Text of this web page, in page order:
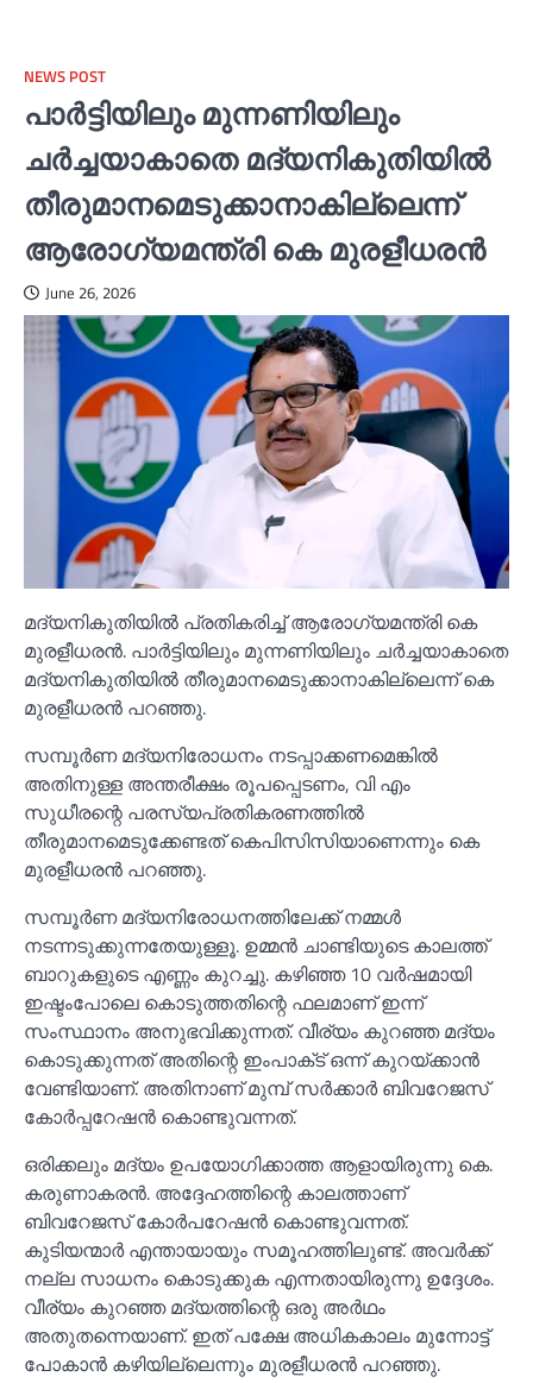
NEWS POST
പാര്‍ട്ടിയിലും മുന്നണിയിലും
ചര്‍ച്ചയാകാതെ മദ്യനികുതിയില്‍
തീരുമാനമെടുക്കാനാകില്ലെന്ന്
ആരോഗ്യമന്ത്രി കെ മുരളീധരന്‍
June 26, 2026
മദ്യനികുതിയില്‍ പ്രതികരിച്ച്‌ ആരോഗ്യമന്ത്രി കെ
മുരളീധരന്‍. പാര്‍ട്ടിയിലും മുന്നണിയിലും ചര്‍ച്ചയാകാതെ
മദ്യനികുതിയില്‍ തീരുമാനമെടുക്കാനാകില്ലെന്ന് കെ
മുരളീധരന്‍ പറഞ്ഞു.
സമ്പൂര്‍ണ മദ്യനിരോധനം നടപ്പാക്കണമെങ്കില്‍
അതിനുള്ള അന്തരീക്ഷം രൂപപ്പെടണം, വി എം
സുധീരന്റെ പരസ്യപ്രതികരണത്തില്‍
തീരുമാനമെടുക്കേണ്ടത് കെപിസിസിയാണെന്നും കെ
മുരളീധരന്‍ പറഞ്ഞു.
സമ്പൂര്‍ണ മദ്യനിരോധനത്തിലേക്ക് നമ്മള്‍
നടന്നടുക്കുന്നതേയുള്ളൂ. ഉമ്മന്‍ ചാണ്ടിയുടെ കാലത്ത്
ബാറുകളുടെ എണ്ണം കുറച്ചു. കഴിഞ്ഞ 10 വര്‍ഷമായി
ഇഷ്ടംപോലെ കൊടുത്തതിന്റെ ഫലമാണ് ഇന്ന്
സംസ്ഥാനം അനുഭവിക്കുന്നത്. വീര്യം കുറഞ്ഞ മദ്യം
കൊടുക്കുന്നത് അതിന്റെ ഇംപാക്‌ട് ഒന്ന് കുറയ്ക്കാന്‍
വേണ്ടിയാണ്. അതിനാണ് മുമ്പ് സര്‍ക്കാര്‍ ബിവറേജസ്
കോര്‍പ്പറേഷന്‍ കൊണ്ടുവന്നത്.
ഒരിക്കലും മദ്യം ഉപയോഗിക്കാത്ത ആളായിരുന്നു കെ.
കരുണാകരന്‍. അദ്ദേഹത്തിന്റെ കാലത്താണ്
ബിവറേജസ് കോര്‍പറേഷന്‍ കൊണ്ടുവന്നത്.
കുടിയന്മാര്‍ എന്തായായും സമൂഹത്തിലുണ്ട്. അവര്‍ക്ക്
നല്ല സാധനം കൊടുക്കുക എന്നതായിരുന്നു ഉദ്ദേശം.
വീര്യം കുറഞ്ഞ മദ്യത്തിന്റെ ഒരു അര്‍ഥം
അതുതന്നെയാണ്. ഇത് പക്ഷേ അധികകാലം മുന്നോട്ട്
പോകാന്‍ കഴിയില്ലെന്നും മുരളീധരന്‍ പറഞ്ഞു.